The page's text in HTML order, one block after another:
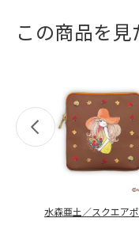
この商品を見
水森亜土／スクエア